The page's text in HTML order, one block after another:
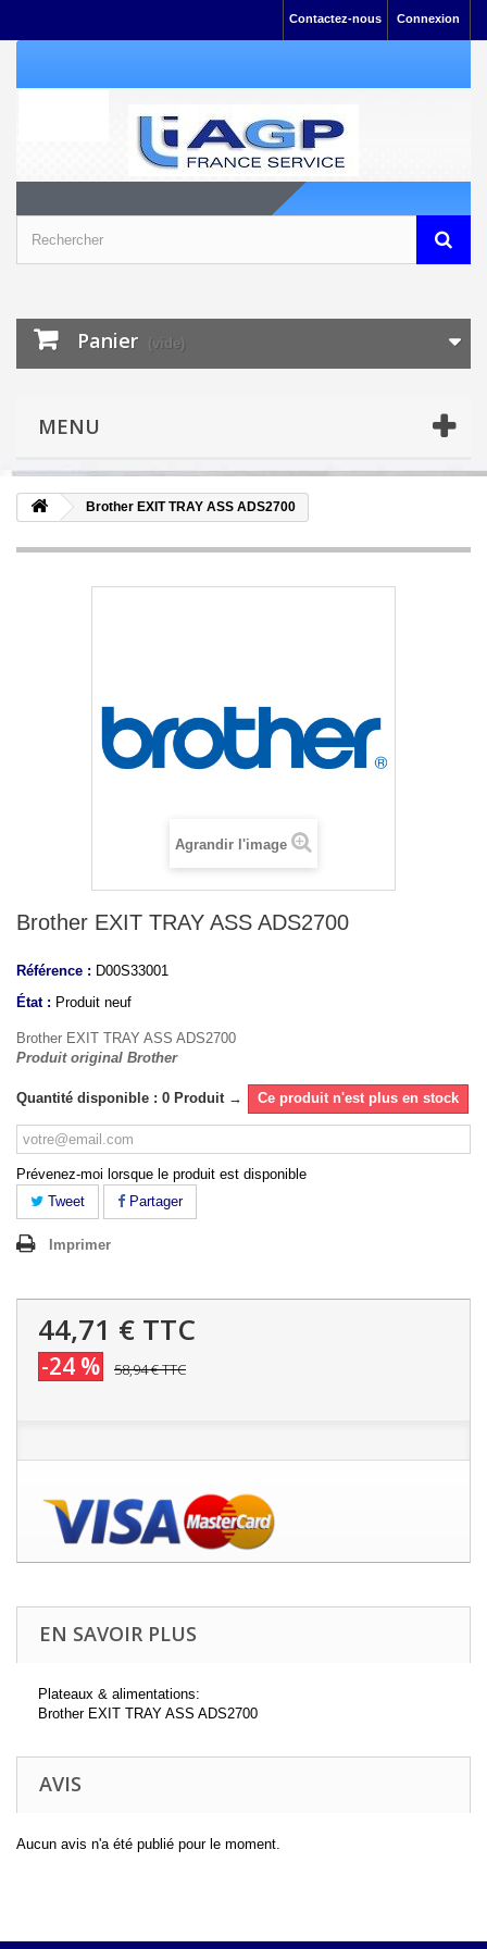
Connexion
Contactez-nous
Panier (vide)
MENU
Brother EXIT TRAY ASS ADS2700
Agrandir l'image
Brother EXIT TRAY ASS ADS2700
Référence : D00S33001
État : Produit neuf
Brother EXIT TRAY ASS ADS2700
Produit original Brother
Quantité disponible : 0 Produit → Ce produit n'est plus en stock
Prévenez-moi lorsque le produit est disponible
Tweet
Partager
Imprimer
44,71 € TTC
-24 % 58,94 €TTC
EN SAVOIR PLUS
Plateaux & alimentations:
Brother EXIT TRAY ASS ADS2700
AVIS
Aucun avis n'a été publié pour le moment.